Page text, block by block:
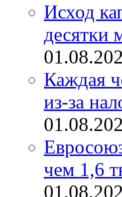
Исход
десятки
Каждая
из-за
чем 1,6